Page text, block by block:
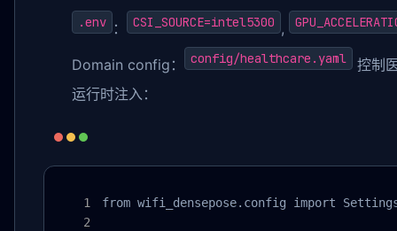
.env ： CSI_SOURCE=intel5300 ,
Domain config： config/healthcare.yaml
控制
运行时注入：
from wifi_densepose.config import